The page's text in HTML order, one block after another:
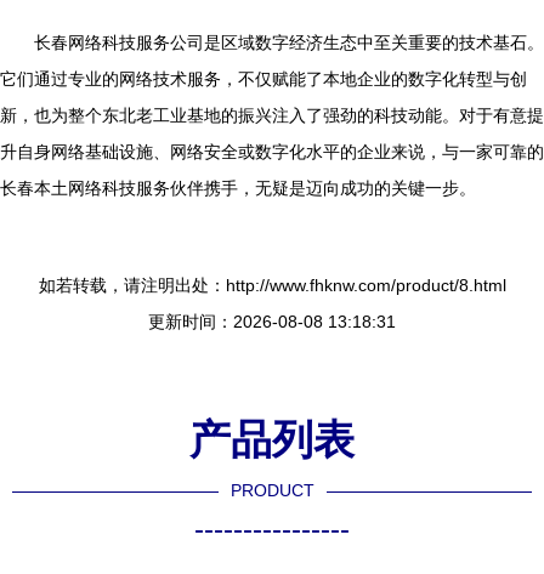
长春网络科技服务公司是区域数字经济生态中至关重要的技术基石。
它们通过专业的网络技术服务，不仅赋能了本地企业的数字化转型与创
新，也为整个东北老工业基地的振兴注入了强劲的科技动能。对于有意提
升自身网络基础设施、网络安全或数字化水平的企业来说，与一家可靠的
长春本土网络科技服务伙伴携手，无疑是迈向成功的关键一步。
如若转载，请注明出处：http://www.fhknw.com/product/8.html
更新时间：2026-08-08 13:18:31
产品列表
PRODUCT
----------------